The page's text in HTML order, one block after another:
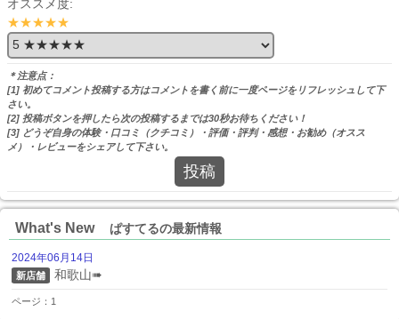
オススメ度:
★★★★★
＊注意点：
[1] 初めてコメント投稿する方はコメントを書く前に一度ページをリフレッシュして下
さい。
[2] 投稿ボタンを押したら次の投稿するまでは30秒お待ちください！
[3] どうぞ自身の体験・口コミ（クチコミ）・評価・評判・感想・お勧め（オスス
メ）・レビューをシェアして下さい。
投稿
What's New ぱすてるの最新情報
2024年06月14日
新店舗 和歌山➠
ページ：1